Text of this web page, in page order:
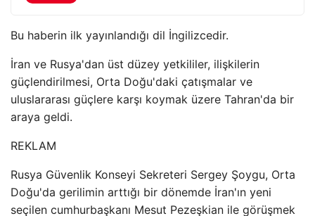
Bu haberin ilk yayınlandığı dil İngilizcedir.
İran ve Rusya'dan üst düzey yetkililer, ilişkilerin
güçlendirilmesi, Orta Doğu'daki çatışmalar ve
uluslararası güçlere karşı koymak üzere Tahran'da bir
araya geldi.
REKLAM
Rusya Güvenlik Konseyi Sekreteri Sergey Şoygu, Orta
Doğu'da gerilimin arttığı bir dönemde İran'ın yeni
seçilen cumhurbaşkanı Mesut Pezeşkian ile görüşmek